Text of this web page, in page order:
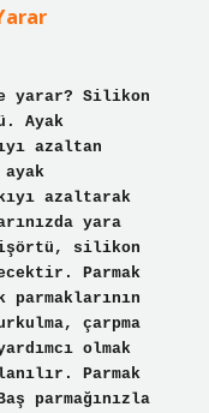
yarar? Silikon
Ayak
azaltan
azaltarak
yara
tişörtü, silikon
Parmak
çarpma
olmak
Parmak
parmağınızla